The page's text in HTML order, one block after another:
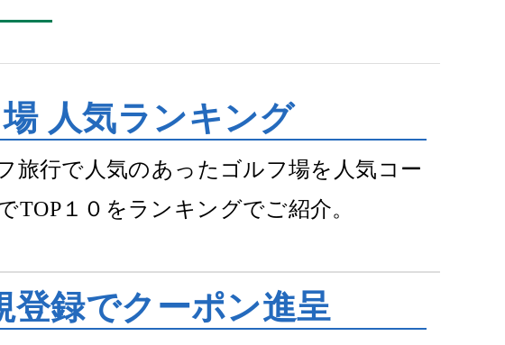
人気ランキング
旅行で人気のあったゴルフ場を人気コー
TOP１０をランキングでご紹介。
登録でクーポン進呈